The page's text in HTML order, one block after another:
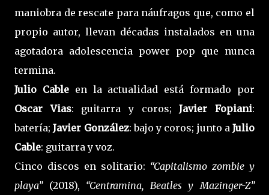
maniobra de rescate para náufragos que, como el
propio autor, llevan décadas instalados en una
agotadora adolescencia power pop que nunca
termina.
Julio Cableen la actualidad está formado por
Oscar Vias: guitarra y coros;Javier Fopiani:
batería;Javier González: bajo y coros; junto a Julio
Cable: guitarra y voz.
Cinco discos en solitario: “Capitalismo zombie y
playa” (2018), “Centramina, Beatles y Mazinger-Z”